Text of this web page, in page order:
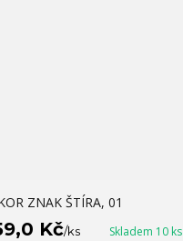
ZNAK ŠTÍRA, 01
Kč/ks Skladem 10 ks